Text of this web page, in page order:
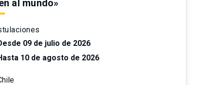
al mundo»
09 de julio de 2026
10 de agosto de 2026